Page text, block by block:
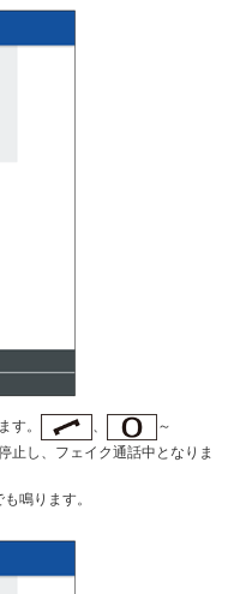
す。 、
～
止し、フェイク通話中となりま
鳴ります。